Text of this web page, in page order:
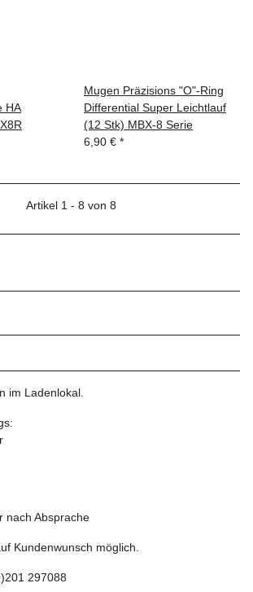
HA
Mugen Präzisions "O"-Ring
Differential Super Leichtlauf
(12 Stk) MBX-8 Serie
6,90 € *
Artikel 1 - 8 von 8
im Ladenlokal.
nach Absprache
Kundenwunsch möglich.
297088